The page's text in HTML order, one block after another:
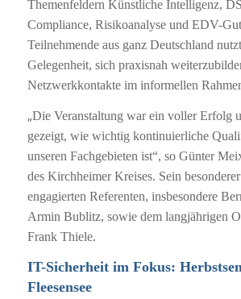
Themenfeldern Künstliche Intelligenz,
Compliance, Risikoanalyseund EDV-
Teilnehmende aus ganz Deutschland
Gelegenheit, sich praxisnah
Netzwerkkontakte im informellen
„Die Veranstaltung war ein voller Erfolg
gezeigt, wie wichtig kontinuierliche
unseren Fachgebieten ist“, so Günter
des Kirchheimer Kreises. Sein
engagierten Referenten, insbesondere
Armin Bublitz, sowie dem langjährigen
Frank Thiele.
IT-Sicherheit im Fokus:
Fleesensee